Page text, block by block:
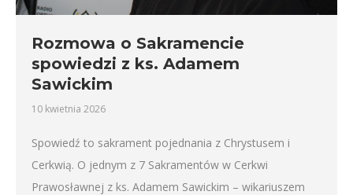
Rozmowa o Sakramencie
spowiedzi z ks. Adamem
Sawickim
10 kwietnia 2026
Spowiedź to sakrament pojednania z Chrystusem i
Cerkwią. O jednym z 7 Sakramentów w Cerkwi
Prawosławnej z ks. Adamem Sawickim – wikariuszem